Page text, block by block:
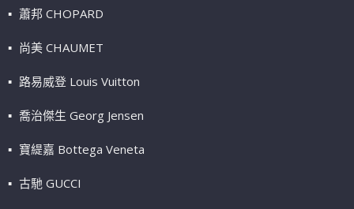
蕭邦 CHOPARD
尚美 CHAUMET
路易威登 Louis Vuitton
喬治傑生 Georg Jensen
寶緹嘉 Bottega Veneta
古馳 GUCCI